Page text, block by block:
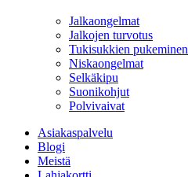
Jalkaongelmat
Jalkojen turvotus
Tukisukkien pukeminen
Niskaongelmat
Selkäkipu
Suonikohjut
Polvivaivat
Asiakaspalvelu
Blogi
Meistä